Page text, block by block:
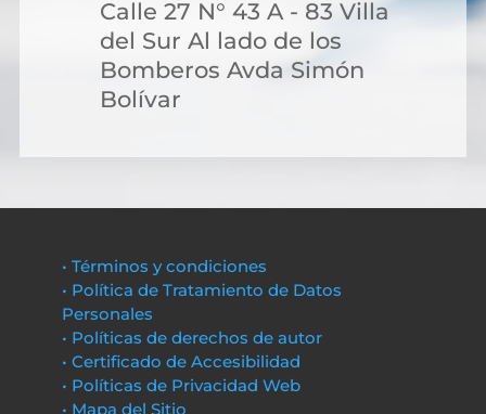
Calle 27 N° 43 A - 83 Villa
del Sur Al lado de los
Bomberos Avda Simón
Bolívar
• Términos y condiciones
• Política de Tratamiento de Datos
Personales
• Políticas de derechos de autor
• Certificado de Accesibilidad
• Políticas de Privacidad Web
• Mapa del Sitio